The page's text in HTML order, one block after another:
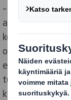
–
asemassa,
kertoo.
osaltamme
että aikuisille.
tuottamalla
kierrättää